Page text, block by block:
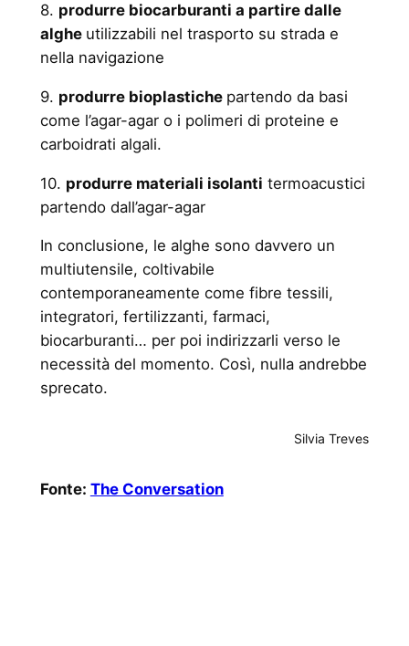
8. produrre biocarburanti a partire dalle
alghe utilizzabili nel trasporto su strada e
nella navigazione
9. produrre bioplastiche partendo da basi
come l’agar-agar o i polimeri di proteine e
carboidrati algali.
10. produrre materiali isolanti termoacustici
partendo dall’agar-agar
In conclusione, le alghe sono davvero un
multiutensile, coltivabile
contemporaneamente come fibre tessili,
integratori, fertilizzanti, farmaci,
biocarburanti… per poi indirizzarli verso le
necessità del momento. Così, nulla andrebbe
sprecato.
Silvia Treves
Fonte: The Conversation